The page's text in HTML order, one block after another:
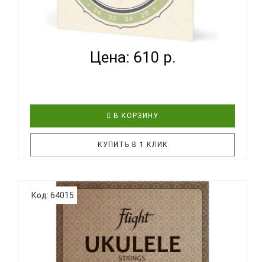
D'ADDARIO EJ65 S - СТРУНЫ ДЛЯ УКУЛЕЛЕ
СОПРАНО...
Цена: 610 р.
В КОРЗИНУ
КУПИТЬ В 1 КЛИК
Струны D'Addario для укулеле из нейлона. Струны
D'Addario EJ65S разработаны для применения на
гавайских укулеле размера сопрано. Комплект
оптимизирован для настройки ADF#B. Струны
D’Addario для укулеле доступны в широком
диапазоне калибров для инс..
Код: 64015